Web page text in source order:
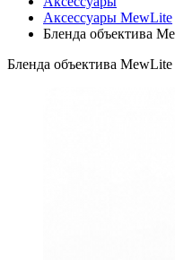
Аксессуары MewLite
Бленда объектива
Бленда объектива